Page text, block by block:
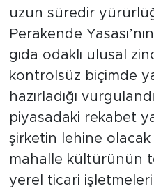
uzun süredir
Perakende
gıda odaklı ulusal
kontrolsüz biçimde
hazırladığı
piyasadaki rekabet
şirketin lehine olacak
mahalle kültürünün
yerel ticari